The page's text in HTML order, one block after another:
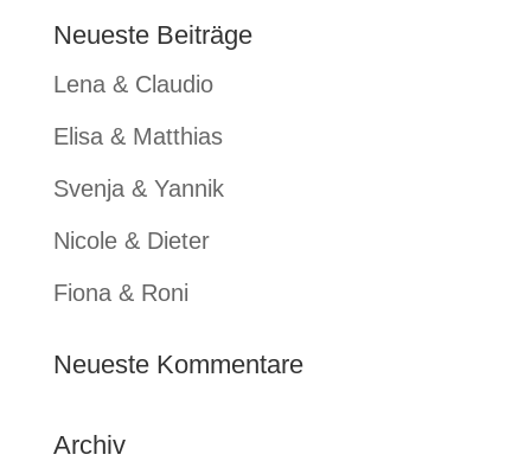
Neueste Beiträge
Lena & Claudio
Elisa & Matthias
Svenja & Yannik
Nicole & Dieter
Fiona & Roni
Neueste Kommentare
Archiv